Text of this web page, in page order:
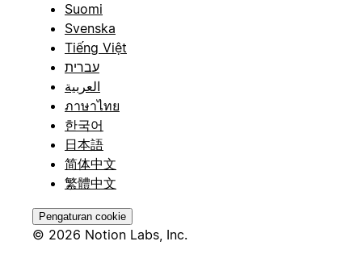
Suomi
Svenska
Tiếng Việt
עברית
العربية
ภาษาไทย
한국어
日本語
简体中文
繁體中文
Pengaturan cookie
© 2026 Notion Labs, Inc.